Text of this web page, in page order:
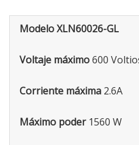
Modelo XLN60026-GL
Voltaje máximo600
Corriente máxima 2.6A
Máximo poder 1560 W